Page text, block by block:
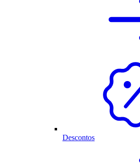
Descontos